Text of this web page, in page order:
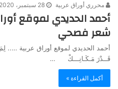
محرري أوراق عربية 28 سبتمبر، 2020
أحمد الحديدي لموقع
شعر فصحي
أحمد الحديدي لموقع أوراق عربية …..
قَــدْرَ مَـكَـانِـــكْ …
أكمل القراءة »